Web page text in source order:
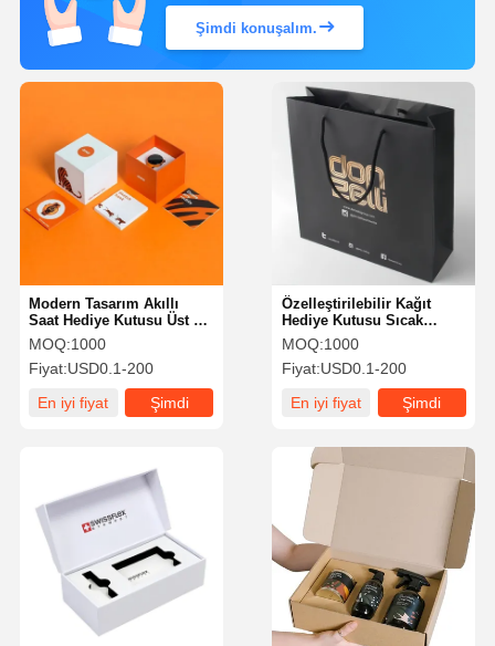
Şimdi konuşalım.
Özelleştirilebilir Kağıt
Hediye Kutusu Sıcak
Ştamplama Hediye
Ambalaj Kağıt Çantası
Hafif
MOQ:1000
Fiyat:USD0.1-200
En iyi fiyat
Şimdi
Modern Tasarım Akıllı
Saat Hediye Kutusu Üst ve
Alt Kapaklı Güvenli
Depolama
MOQ:1000
Fiyat:USD0.1-200
En iyi fiyat
Şimdi